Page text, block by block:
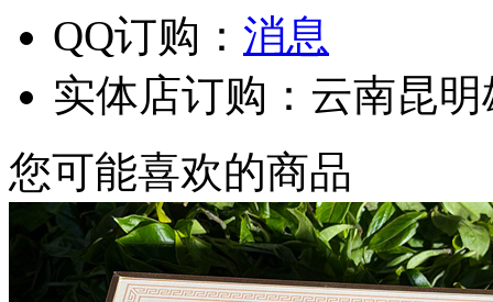
QQ订购：
实体店订购：云南昆
您可能喜欢的商品